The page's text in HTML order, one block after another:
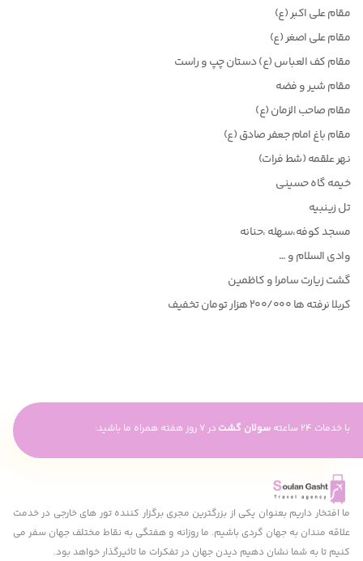
مقام علی اکبر (ع)
مقام علی اصغر (ع)
مقام کف العباس (ع) دستان چپ و راست
مقام شیر و فضه
مقام صاحب الزمان (ع)
مقام باغ امام جعفر صادق (ع)
نهر علقمه (شط فرات)
خیمه گاه حسینی
تل زینبیه
مسجد کوفه،سهله ،حنانه
وادی السلام و …
گشت زیارت سامرا و کاظمین
کربلا نرفته ها ۲۰۰/۰۰۰ هزار تومان تخفیف
با خدمات 24 ساعته سولان گشت در 7 روز هفته همراه ما باشید:
ما افتخار داریم بعنوان یکی از بزرگترین مجری برگزار کننده تور های خارجی در خدمت
علاقه مندان به جهان گردی باشیم. ما روزانه و هفتگی به نقاط مختلف جهان سفر می
کنیم تا به شما نشان دهیم دیدن جهان در تفکرات ما تاثیرگذار خواهد بود.